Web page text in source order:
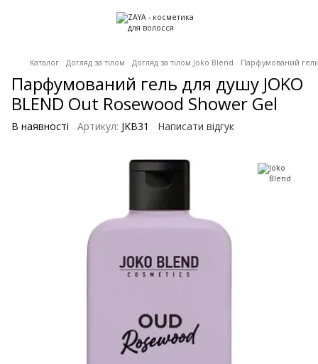
Каталог Догляд за тілом Догляд за тілом Joko Blend Парфумований
Парфумований гель для душу JOKO
BLEND Out Rosewood Shower Gel
В наявності Артикул: JKB31 Написати відгук